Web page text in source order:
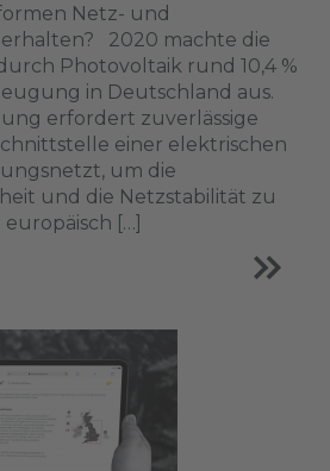
Netz- und
2020 machte die
Photovoltaik rund 10,4 %
in Deutschland aus.
erfordert zuverlässige
einer elektrischen
um die
und die Netzstabilität zu
[…]